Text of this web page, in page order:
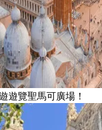
遊覽聖馬可廣場！